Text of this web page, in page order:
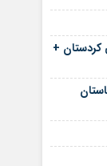
کردستان +